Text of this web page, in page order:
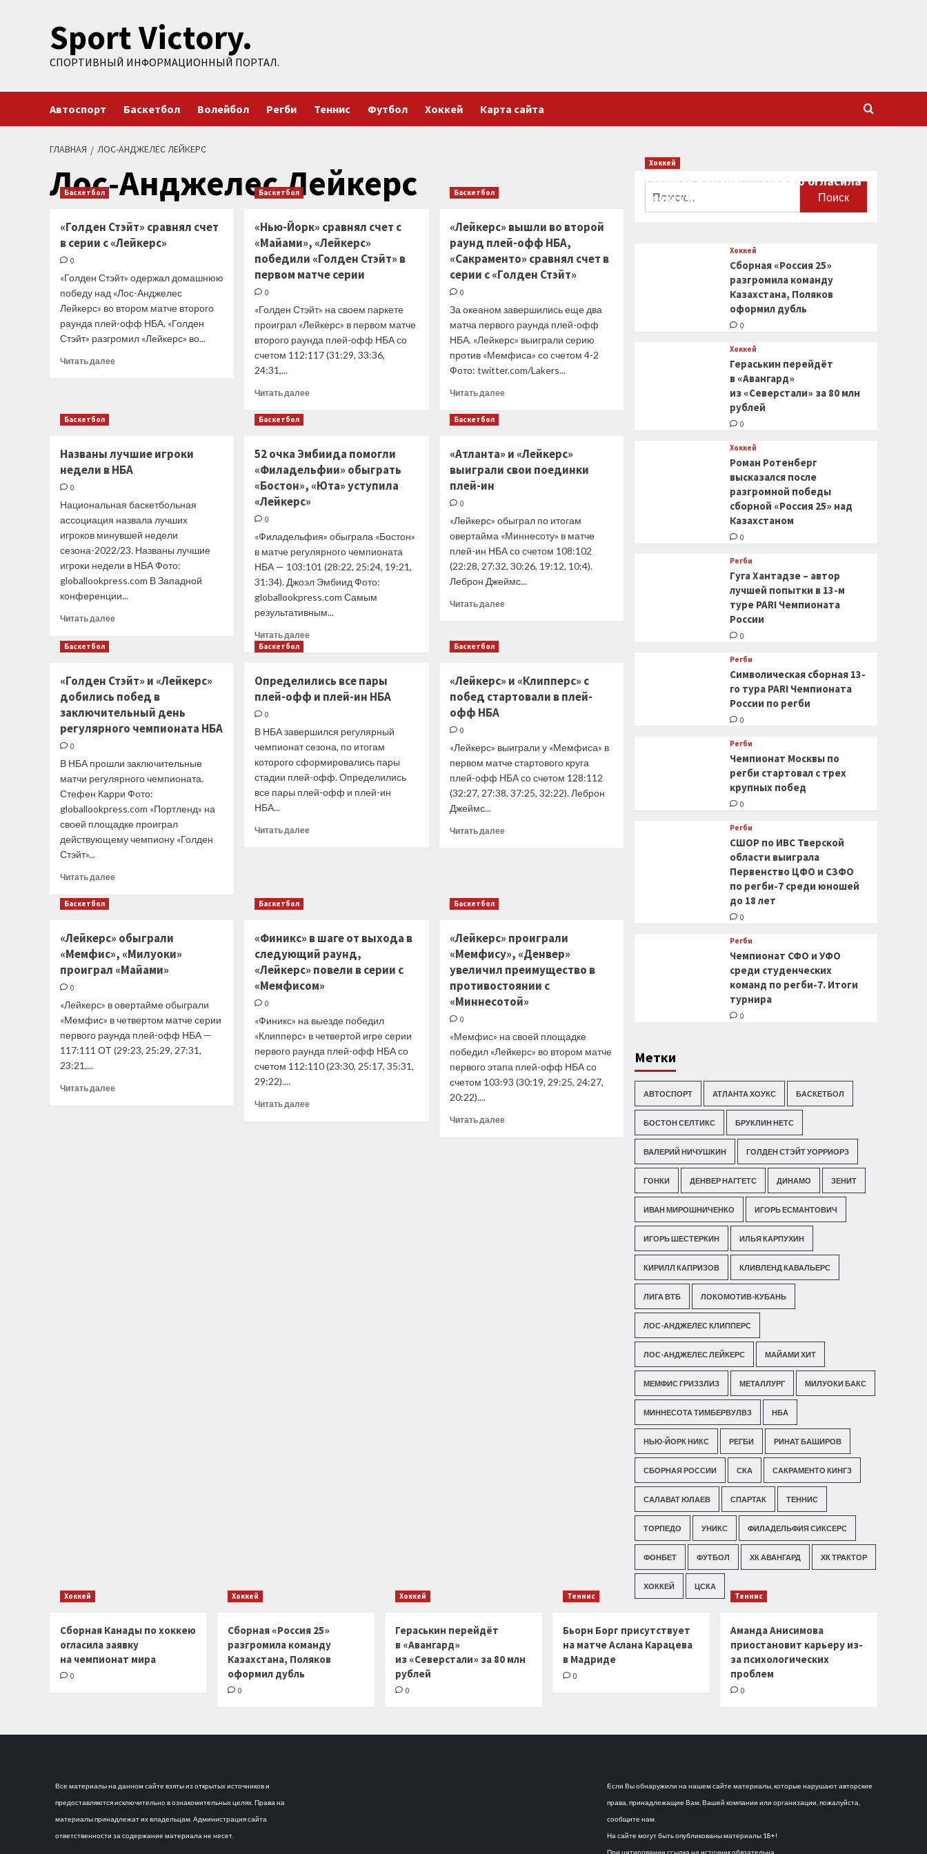
содержимомуSport Victory.
СПОРТИВНЫЙ ИНФОРМАЦИОННЫЙ ПОРТАЛ.
Автоспорт Баскетбол Волейбол Регби Теннис Футбол Хоккей Карта сайта
ГЛАВНАЯ ЛОС-АНДЖЕЛЕС ЛЕЙКЕРС
Лос-Анджелес Лейкерс
Баскетбол
«Голден Стэйт» сравнял счет
в серии с «Лейкерс»
0
«Голден Стэйт» одержал домашнюю
победу над «Лос-Анджелес
Лейкерс» во втором матче второго
раунда плей-офф НБА. «Голден
Стэйт» разгромил «Лейкерс» во...
Читать далееПрочитать
в
серии
с
Баскетбол
«Нью-Йорк» сравнял счет с
«Майами», «Лейкерс»
победили «Голден Стэйт» в
первом матче серии
0
«Голден Стэйт» на своем паркете
проиграл «Лейкерс» в первом матче
второго раунда плей-офф НБА со
счетом 112:117 (31:29, 33:36,
24:31,...
Читать далееПрочитать
сравнял
счет
с
«Голден
Стэйт»
в
первом
матче
серии
Баскетбол
«Лейкерс» вышли во второй
раунд плей-офф НБА,
«Сакраменто» сравнял счет в
серии с «Голден Стэйт»
0
За океаном завершились еще два
матча первого раунда плей-офф
НБА. «Лейкерс» выиграли серию
против «Мемфиса» со счетом 4-2
Фото: twitter.com/Lakers...
Читать далееПрочитать
во
второй
НБА,
«Сакраменто»
сравнял
счет
в
серии
с
Баскетбол
Названы лучшие игроки
недели в НБА
0
Национальная баскетбольная
ассоциация назвала лучших
игроков минувшей недели
сезона-2022/23. Названы лучшие
игроки недели в НБА Фото:
globallookpress.com В Западной
конференции...
Читать далееПрочитать
игроки
недели
в
Баскетбол
52 очка Эмбиида помогли
«Филадельфии» обыграть
«Бостон», «Юта» уступила
«Лейкерс»
0
«Филадельфия» обыграла «Бостон»
в матче регулярного чемпионата
НБА — 103:101 (28:22, 25:24, 19:21,
31:34). Джоэл Эмбиид Фото:
globallookpress.com Самым
результативным...
Читать далееПрочитать
очка
Эмбиида
обыграть
«Бостон»,
«Юта»
уступила
«Лейкерс»
Баскетбол
«Атланта» и «Лейкерс»
выиграли свои поединки
плей-ин
0
«Лейкерс» обыграл по итогам
овертайма «Миннесоту» в матче
плей-ин НБА со счетом 108:102
(22:28, 27:32, 30:26, 19:12, 10:4).
Леброн Джеймс...
Читать далееПрочитать
выиграли
свои
Баскетбол
«Голден Стэйт» и «Лейкерс»
добились побед в
заключительный день
регулярного чемпионата НБА
0
В НБА прошли заключительные
матчи регулярного чемпионата.
Стефен Карри Фото:
globallookpress.com «Портленд» на
своей площадке проиграл
действующему чемпиону «Голден
Стэйт»...
Читать далееПрочитать
и
«Лейкерс»
добились
заключительный
день
регулярного
чемпионата
НБА
Баскетбол
Определились все пары
плей-офф и плей-ин НБА
0
В НБА завершился регулярный
чемпионат сезона, по итогам
которого сформировались пары
стадии плей-офф. Определились
все пары плей-офф и плей-ин
НБА...
Читать далееПрочитать
ин
НБА
Баскетбол
«Лейкерс» и «Клипперс» с
побед стартовали в плей-
офф НБА
0
«Лейкерс» выиграли у «Мемфиса» в
первом матче стартового круга
плей-офф НБА со счетом 128:112
(32:27, 27:38, 37:25, 32:22). Леброн
Джеймс...
Читать далееПрочитать
стартовали
плей-
офф
НБА
Баскетбол
«Лейкерс» обыграли
«Мемфис», «Милуоки»
проиграл «Майами»
0
«Лейкерс» в овертайме обыграли
«Мемфис» в четвертом матче серии
первого раунда плей-офф НБА —
117:111 ОТ (29:23, 25:29, 27:31,
23:21,...
Читать далееПрочитать
Баскетбол
«Финикс» в шаге от выхода в
следующий раунд,
«Лейкерс» повели в серии с
«Мемфисом»
0
«Финикс» на выезде победил
«Клипперс» в четвертой игре серии
первого раунда плей-офф НБА со
счетом 112:110 (23:30, 25:17, 35:31,
29:22)....
Читать далееПрочитать
Баскетбол
«Лейкерс» проиграли
«Мемфису», «Денвер»
увеличил преимущество в
противостоянии с
«Миннесотой»
0
«Мемфис» на своей площадке
победил «Лейкерс» во втором матче
первого этапа плей-офф НБА со
счетом 103:93 (30:19, 29:25, 24:27,
20:22)....
Читать далееПрочитать
Хоккей
Сборная Канады по хоккею огласила
заявку на чемпионат мира
Хоккей
Сборная «Россия 25»
разгромила команду
Казахстана, Поляков
оформил дубль
0
Хоккей
Гераськин перейдёт
в «Авангард»
из «Северстали» за 80 млн
рублей
0
Хоккей
Роман Ротенберг
высказался после
разгромной победы
сборной «Россия 25» над
Казахстаном
0
Регби
Гуга Хантадзе – автор
лучшей попытки в 13-м
туре PARI Чемпионата
России
0
Регби
Символическая сборная 13-
го тура PARI Чемпионата
России по регби
0
Регби
Чемпионат Москвы по
регби стартовал с трех
крупных побед
0
Регби
СШОР по ИВС Тверской
области выиграла
Первенство ЦФО и СЗФО
по регби-7 среди юношей
до 18 лет
0
Регби
Чемпионат СФО и УФО
среди студенческих
команд по регби-7. Итоги
турнира
0
Метки
АВТОСПОРТ АТЛАНТА ХОУКС БАСКЕТБОЛ
БОСТОН СЕЛТИКС БРУКЛИН НЕТС
ВАЛЕРИЙ НИЧУШКИН ГОЛДЕН СТЭЙТ УОРРИОРЗ
ГОНКИ ДЕНВЕР НАГГЕТС ДИНАМО ЗЕНИТ
ИВАН МИРОШНИЧЕНКО ИГОРЬ ЕСМАНТОВИЧ
ИГОРЬ ШЕСТЕРКИН ИЛЬЯ КАРПУХИН
КИРИЛЛ КАПРИЗОВ КЛИВЛЕНД КАВАЛЬЕРС
ЛИГА ВТБ ЛОКОМОТИВ-КУБАНЬ
ЛОС-АНДЖЕЛЕС КЛИППЕРС
ЛОС-АНДЖЕЛЕС ЛЕЙКЕРС МАЙАМИ ХИТ
МЕМФИС ГРИЗЗЛИЗ МЕТАЛЛУРГ МИЛУОКИ БАКС
МИННЕСОТА ТИМБЕРВУЛВЗ НБА
НЬЮ-ЙОРК НИКС РЕГБИ РИНАТ БАШИРОВ
СБОРНАЯ РОССИИ СКА САКРАМЕНТО КИНГЗ
САЛАВАТ ЮЛАЕВ СПАРТАК ТЕННИС
ТОРПЕДО УНИКС ФИЛАДЕЛЬФИЯ СИКСЕРС
ФОНБЕТ ФУТБОЛ ХК АВАНГАРД ХК ТРАКТОР
ХОККЕЙ ЦСКА
Хоккей
Сборная Канады по хоккею
огласила заявку
на чемпионат мира
0
Хоккей
Сборная «Россия 25»
разгромила команду
Казахстана, Поляков
оформил дубль
0
Хоккей
Гераськин перейдёт
в «Авангард»
из «Северстали» за 80 млн
рублей
0
Теннис
Бьорн Борг присутствует
на матче Аслана Карацева
в Мадриде
0
Теннис
Аманда Анисимова
приостановит карьеру из-
за психологических
проблем
0
Все материалы на данном сайте взяты из открытых источников и
предоставляются исключительно в ознакомительных целях. Права на
материалы принадлежат их владельцам. Администрация сайта
ответственности за содержание материала не несет.
Если Вы обнаружили на нашем сайте материалы, которые нарушают авторские
права, принадлежащие Вам, Вашей компании или организации, пожалуйста,
сообщите нам.
На сайте могут быть опубликованы материалы 18+!
При цитировании ссылка на источник обязательна.